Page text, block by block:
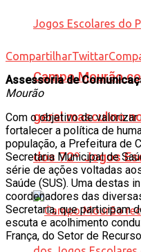
Campo Mourão
geral masculino
dos 72º Jogos
CompartilharTwittar
Assessoria de
Mourão
Com o objetivo de
fortalecer a política de
população, a Prefeitura de
Secretaria Municipal de
série de ações voltadas
Saúde (SUS). Uma destas
coordenadores das
Secretaria, que participam
escuta e acolhimento
França, do Setor de